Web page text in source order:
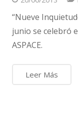
“Nueve
junio se celebró
ASPACE.
Leer Más